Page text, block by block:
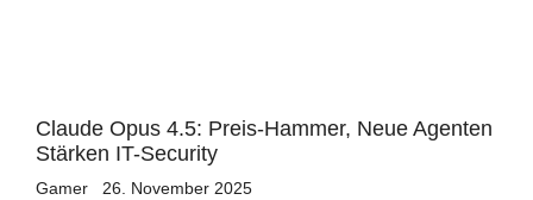
Claude Opus 4.5: Preis-Hammer, Neue Agenten
Stärken IT-Security
Gamer 26. November 2025